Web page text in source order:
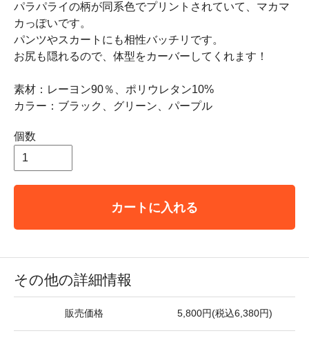
パラパライの柄が同系色でプリントされていて、マカマ
カっぽいです。
パンツやスカートにも相性バッチリです。
お尻も隠れるので、体型をカーバーしてくれます！
素材：レーヨン90％、ポリウレタン10%
カラー：ブラック、グリーン、パープル
個数
カートに入れる
その他の詳細情報
販売価格 5,800円(税込6,380円)